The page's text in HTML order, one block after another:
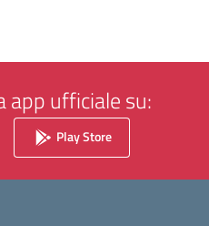
app ufficiale su:
Play Store